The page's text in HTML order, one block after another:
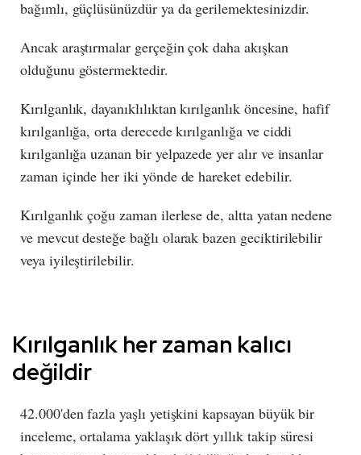
bağımlı, güçlüsünüzdür ya da gerilemektesinizdir.
Ancak araştırmalar gerçeğin çok daha akışkan
olduğunu göstermektedir.
Kırılganlık, dayanıklılıktan kırılganlık öncesine, hafif
kırılganlığa, orta derecede kırılganlığa ve ciddi
kırılganlığa uzanan bir yelpazede yer alır ve insanlar
zaman içinde her iki yönde de hareket edebilir.
Kırılganlık çoğu zaman ilerlese de, altta yatan nedene
ve mevcut desteğe bağlı olarak bazen geciktirilebilir
veya iyileştirilebilir.
Kırılganlık her zaman kalıcı
değildir
42.000'den fazla yaşlı yetişkini kapsayan büyük bir
inceleme, ortalama yaklaşık dört yıllık takip süresi